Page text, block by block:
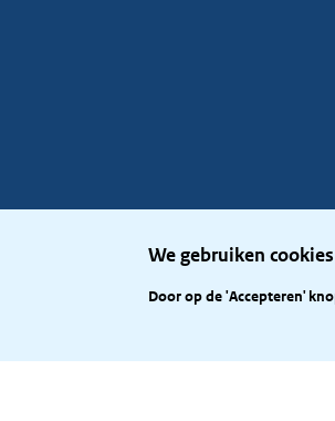
We gebruiken
Door op de 'Accepteren'